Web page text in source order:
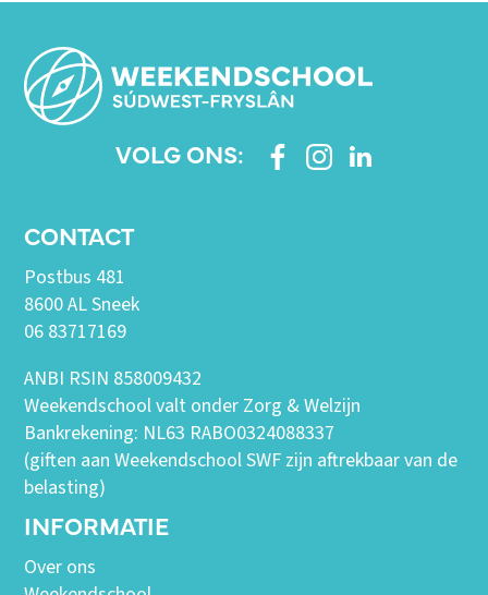
VOLG ONS:
CONTACT
Postbus 481
8600 AL Sneek
06 83717169
ANBI RSIN 858009432
Weekendschool valt onder Zorg & Welzijn
Bankrekening: NL63 RABO0324088337
(giften aan Weekendschool SWF zijn aftrekbaar van de
belasting)
INFORMATIE
Over ons